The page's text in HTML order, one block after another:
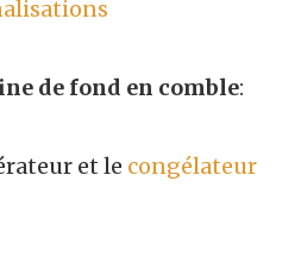
de fond en comble:
et le congélateur